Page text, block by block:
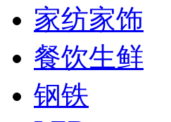
家纺家饰
餐饮生鲜
钢铁